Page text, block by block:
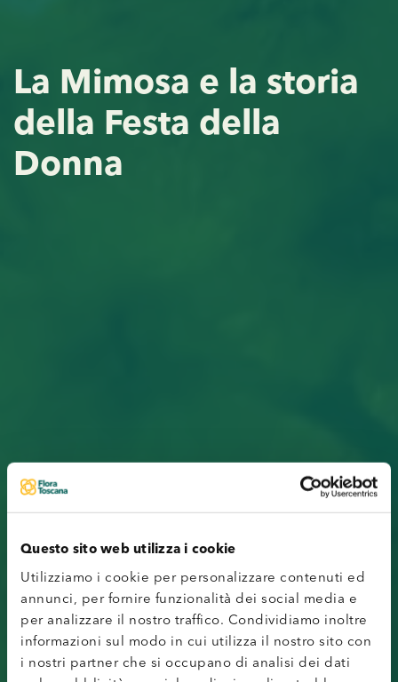
Questo sito web utilizza i cookie
Utilizziamo i cookie per personalizzare contenuti ed
annunci, per fornire funzionalità dei social media e
per analizzare il nostro traffico. Condividiamo inoltre
informazioni sul modo in cui utilizza il nostro sito con
i nostri partner che si occupano di analisi dei dati
La Mimosa e la storia
della Festa della
Donna